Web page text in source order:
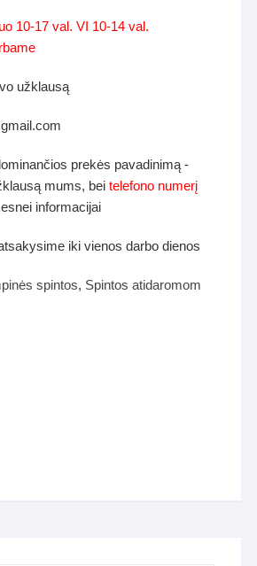
10-17 val. VI 10-14 val.
užklausą
prekės pavadinimą -
mums, beitelefono numerį
informacijai
iki vienos darbo dienos
spintos, Spintos atidaromom